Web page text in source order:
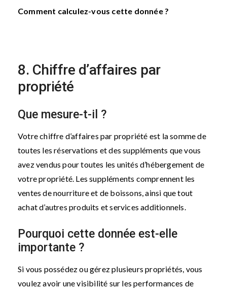
Comment calculez-vous cette donnée ?
8. Chiffre d’affaires par
propriété
Que mesure-t-il ?
Votre chiffre d’affaires par propriété est la somme de
toutes les réservations et des suppléments que vous
avez vendus pour toutes les unités d’hébergement de
votre propriété. Les suppléments comprennent les
ventes de nourriture et de boissons, ainsi que tout
achat d’autres produits et services additionnels.
Pourquoi cette donnée est-elle
importante ?
Si vous possédez ou gérez plusieurs propriétés, vous
voulez avoir une visibilité sur les performances de